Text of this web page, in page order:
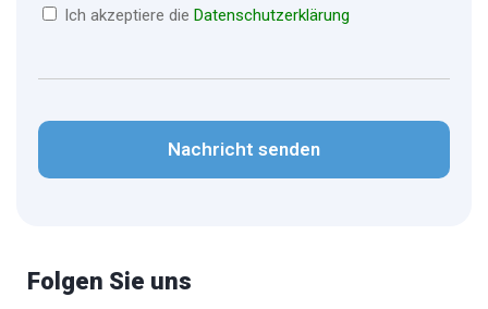
Ich akzeptiere die Datenschutzerklärung
Folgen Sie uns